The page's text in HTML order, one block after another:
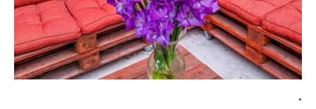
.